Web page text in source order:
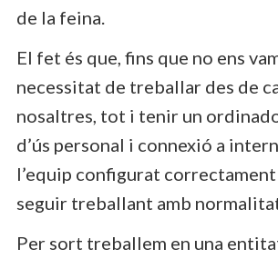
de la feina.
El fet és que, fins que no ens
necessitat de treballar des de
nosaltres, tot i tenir un
d’ús personal i connexió a
l’equip configurat
seguir treballant amb
Per sort treballem en una